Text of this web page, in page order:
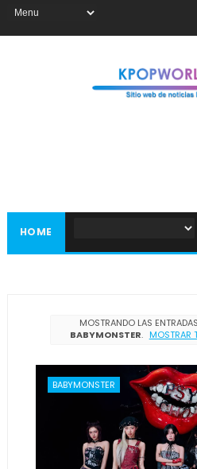
HOME
MOSTRANDO LAS
BABYMONSTER. MOSTRAR
BABYMONSTER